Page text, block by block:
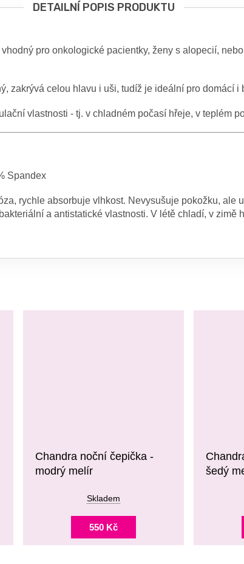
DETAILNÍ POPIS PRODUKTU
pro onkologické pacientky, ženy s alopecií,
zakrývá celou hlavu i uši, tudíž je ideální pro domácí i
vlastnosti - tj. v chladném počasí hřeje, v teplém
Spandex
rychle absorbuje vlhkost. Nevysušuje pokožku, ale
a antistatické vlastnosti. V létě chladí, v zimě
Chandra noční čepička -
modrý melír
Skladem
550 Kč
šedý